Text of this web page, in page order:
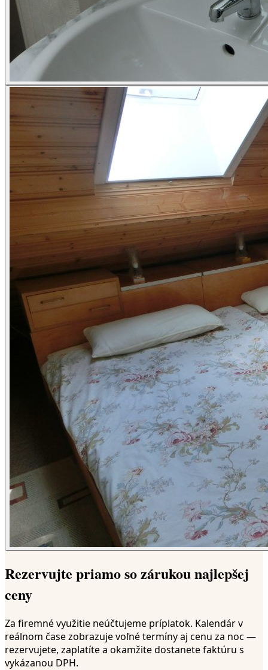
Rezervujte priamo so zárukou najlepšej
ceny
Za firemné využitie neúčtujeme príplatok. Kalendár v
reálnom čase zobrazuje voľné termíny aj cenu za noc —
rezervujete, zaplatíte a okamžite dostanete faktúru s
vykázanou DPH.